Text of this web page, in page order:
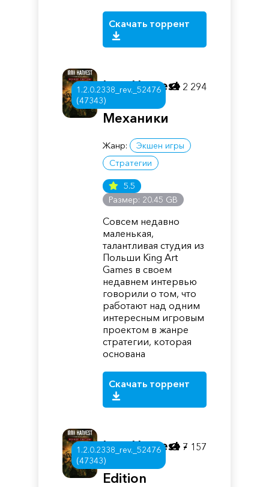
Скачать торрент
1.2.0.2338_rev._52476
(47343)
Iron Harvest
1920
Механики
Жанр:
Экшен игры
Стратегии
5.5
Размер: 20.45 GB
Совсем недавно
маленькая,
талантливая студия из
Польши King Art
Games в своем
недавнем интервью
говорили о том, что
работают над одним
интересным игровым
проектом в жанре
стратегии, которая
основана
Скачать торрент
2 294
1.2.0.2338_rev._52476
(47343)
Iron Harvest -
Deluxe
Edition
7 157